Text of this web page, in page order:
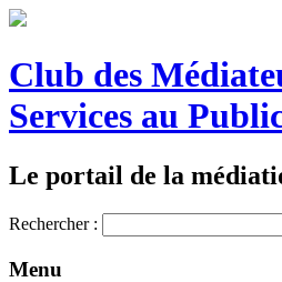
Club des
Services au
Le portail de la
Rechercher :
Menu